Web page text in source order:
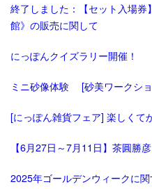
終了しました：【セット入場
館》の販売に関して
にっぽんクイズラリー開催！
ミニ砂像体験 [砂美ワークシ
[にっぽん雑貨フェア] 楽しくて
【6月27日～7月11日】茶圓勝
2025年ゴールデンウィークに